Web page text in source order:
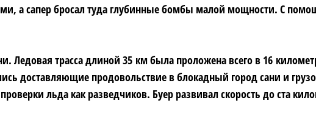
а сапер бросал туда глубинные бомбы малой мощности. С
трасса длиной 35 км была проложена всего в 16
доставляющие продовольствие в блокадный город сани и
льда как разведчиков. Буер развивалскорость до ста